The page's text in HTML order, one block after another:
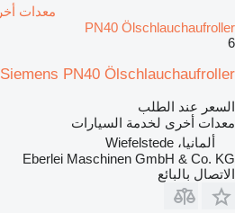
PN40 Ölschlauchaufroller
6
Siemens PN40 Ölschlauchaufroller
السعر عند الطلب
معدات أخرى لخدمة السيارات
ألمانيا، Wiefelstede
Eberlei Maschinen GmbH & Co. KG
الاتصال بالبائع